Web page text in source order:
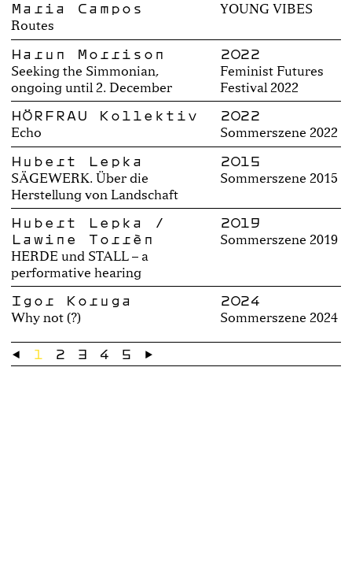
Maria Campos
Routes
YOUNG VIBES
Harun Morrison
Seeking the Simmonian,
ongoing until 2. December
2022
Feminist Futures
Festival 2022
HÖRFRAU Kollektiv
Echo
2022
Sommerszene 2022
Hubert Lepka
SÄGEWERK. Über die
Herstellung von Landschaft
2015
Sommerszene 2015
Hubert Lepka /
Lawine Torrèn
HERDE und STALL – a
performative hearing
2019
Sommerszene 2019
Igor Koruga
Why not (?)
2024
Sommerszene 2024
← 1 2 3 4 5 →